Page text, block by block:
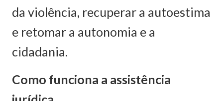
da violência, recuperar a autoestima
e retomar a autonomia e a
cidadania.
Como funciona a assistência